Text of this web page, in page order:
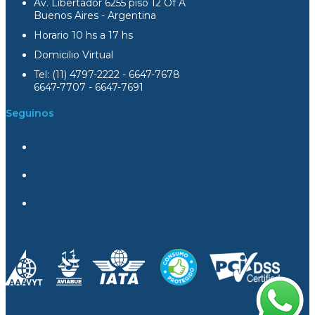
Av. Libertador 6255 piso 12 Of A
Buenos Aires - Argentina
Horario 10 hs a 17 hs
Domicilio Virtual
Tel: (11) 4797-2222 - 6647-7678
6647-7707 - 6647-7691
Seguinos